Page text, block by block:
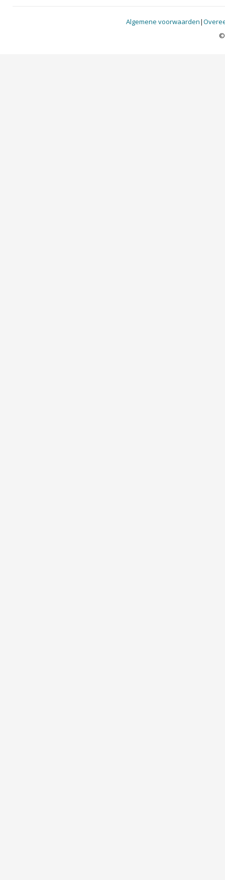
Algemene voorwaarden|
©